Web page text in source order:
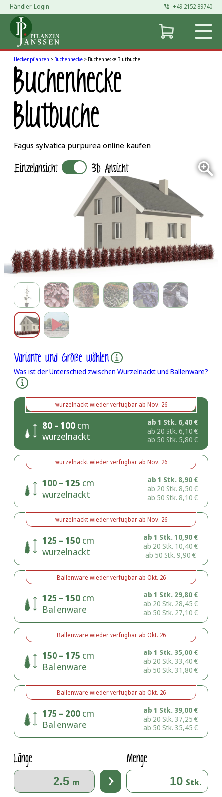
Zum
Inhalt
springen
Händler-Login +49 2152 89740
Heckenpflanzen > Buchenhecke > Buchenhecke Blutbuche
Buchenhecke
Blutbuche
Fagus sylvatica purpurea online kaufen
Einzelansicht 3D Ansicht
Variante und Größe wählen
Was ist der Unterschied zwischen Wurzelnackt und Ballenware?
wurzelnacktwieder verfügbar ab Nov. 26
80 – 100 cm
wurzelnackt
ab 1 Stk. 6,40 €
ab 20 Stk. 6,10 €
ab 50 Stk. 5,80 €
wurzelnacktwieder verfügbar ab Nov. 26
100 – 125 cm
wurzelnackt
ab 1 Stk. 8,90 €
ab 20 Stk. 8,50 €
ab 50 Stk. 8,10 €
wurzelnacktwieder verfügbar ab Nov. 26
125 – 150 cm
wurzelnackt
ab 1 Stk.10,90 €
ab 20 Stk. 10,40 €
ab 50 Stk. 9,90 €
Ballenware wieder verfügbar ab Okt. 26
125 – 150 cm
Ballenware
ab 1 Stk. 29,80 €
ab 20 Stk. 28,45 €
ab 50 Stk. 27,10 €
Ballenware wieder verfügbar ab Okt. 26
150 – 175 cm
Ballenware
ab 1 Stk. 35,00 €
ab 20 Stk. 33,40 €
ab 50 Stk. 31,80 €
Ballenware wieder verfügbar ab Okt. 26
175 – 200 cm
Ballenware
ab 1 Stk. 39,00 €
ab 20 Stk. 37,25 €
ab 50 Stk. 35,45 €
Länge
m
Menge
Stk.